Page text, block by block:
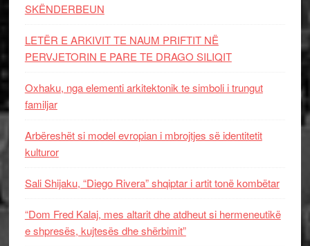
SKËNDERBEUN
LETËR E ARKIVIT TE NAUM PRIFTIT NË
PERVJETORIN E PARE TE DRAGO SILIQIT
Oxhaku, nga elementi arkitektonik te simboli i trungut
familjar
Arbëreshët si model evropian i mbrojtjes së identitetit
kulturor
Sali Shijaku, “Diego Rivera” shqiptar i artit tonë kombëtar
“Dom Fred Kalaj, mes altarit dhe atdheut si hermeneutikë
e shpresës, kujtesës dhe shërbimit”